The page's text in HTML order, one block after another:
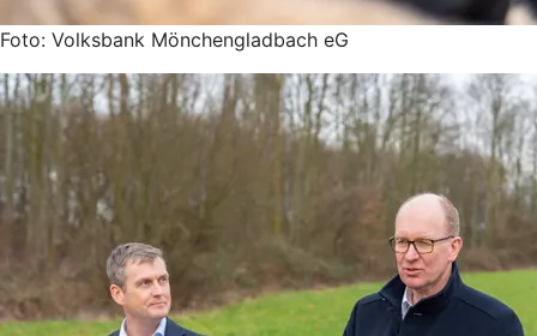
Foto: Volksbank Mönchengladbach eG